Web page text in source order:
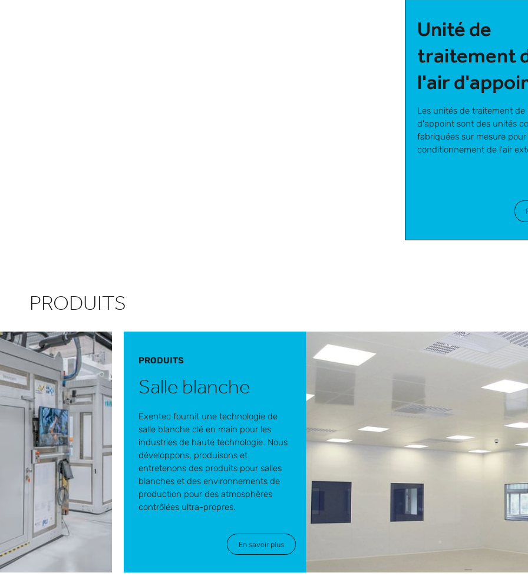
Unité de
traitement
l'air
Les unités de traitement de
d'appoint sont des unités
fabriquées sur mesure pour
conditionnement de l'air
PRODUITS
PRODUITS
Salle blanche
Exentec fournit une technologie de
salle blanche clé en main pour les
industries de haute technologie. Nous
développons, produisons et
entretenons des produits pour salles
blanches et des environnements de
production pour des atmosphères
contrôlées ultra-propres.
En savoir plus